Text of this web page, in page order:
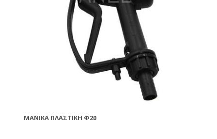
Το Σετ περιλαμβάνει:
• Αντλία για σιρόπι 12V
• Μάνικα Φ20
• Λάστιχο 3/4 25m
• Καρούλι για λάστιχο
• Αντάπτορες σύνδεσης
• 2 Ρακορ 1/2+3/4
• 4 Ταχυσύνδεσμους 3/4
ΜΆΝΙΚΑ ΠΛΑΣΤΙΚΉ Φ20